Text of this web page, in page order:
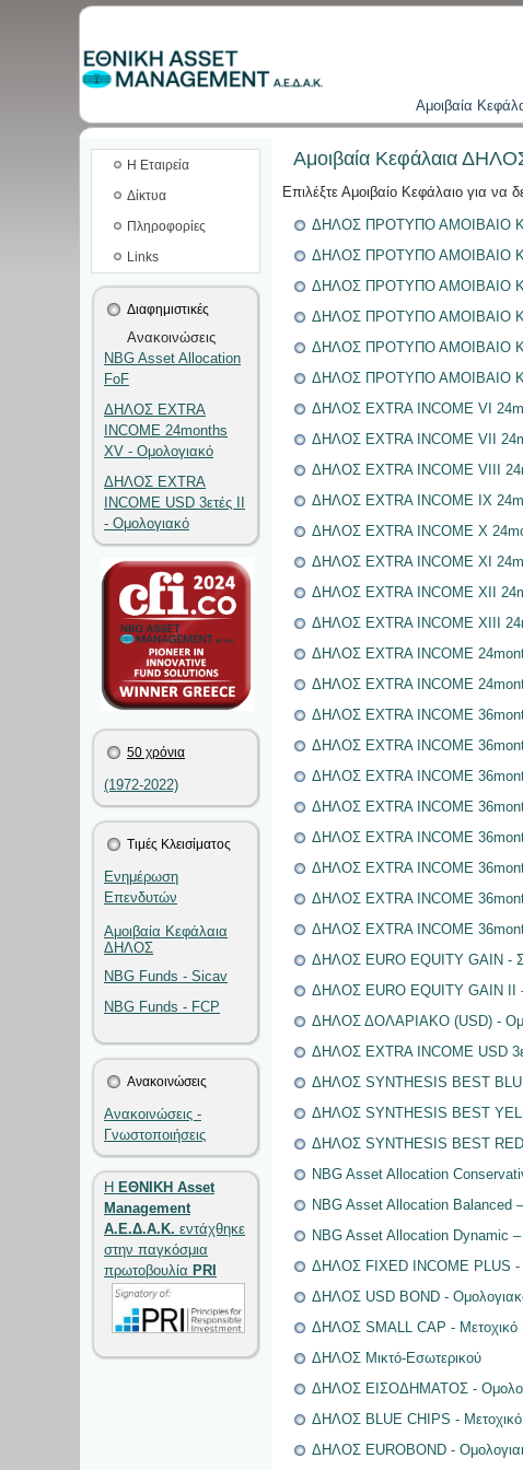
Aμοιβαία
Η Εταιρεία
Δίκτυα
Πληροφορίες
Links
Διαφημιστικές
Ανακοινώσεις
NBG Asset Allocation
FoF
ΔΗΛΟΣ EXTRA
INCOME 24months
XV - Ομολογιακό
ΔΗΛΟΣ EXTRA
INCOME USD 3ετές II
- Ομολογιακό
50 χρόνια
(1972-2022)
Τιμές Κλεισίματος
Ενημέρωση
Επενδυτών
Αμοιβαία Κεφάλαια
ΔΗΛΟΣ
NBG Funds - Sicav
NBG Funds - FCP
Ανακοινώσεις
Ανακοινώσεις -
Γνωστοποιήσεις
Η ΕΘΝΙΚΗ Asset
Management
Α.Ε.Δ.Α.Κ. εντάχθηκε
στην παγκόσμια
πρωτοβουλία PRI
Αμοιβαία Κεφάλαια
Επιλέξτε Αμοιβαίο Κεφάλαιο για να
ΔΗΛΟΣ ΠΡΟΤΥΠΟ ΑΜΟΙΒΑΙΟ
ΔΗΛΟΣ ΠΡΟΤΥΠΟ ΑΜΟΙΒΑΙΟ
ΔΗΛΟΣ ΠΡΟΤΥΠΟ ΑΜΟΙΒΑΙΟ
ΔΗΛΟΣ ΠΡΟΤΥΠΟ ΑΜΟΙΒΑΙΟ
ΔΗΛΟΣ ΠΡΟΤΥΠΟ ΑΜΟΙΒΑΙΟ
ΔΗΛΟΣ ΠΡΟΤΥΠΟ ΑΜΟΙΒΑΙΟ
ΔΗΛΟΣ EXTRA INCOME VI
ΔΗΛΟΣ EXTRA INCOME VII
ΔΗΛΟΣ EXTRA INCOME VIII
ΔΗΛΟΣ EXTRA INCOME IX
ΔΗΛΟΣ EXTRA INCOME X
ΔΗΛΟΣ EXTRA INCOME XI
ΔΗΛΟΣ EXTRA INCOME XII
ΔΗΛΟΣ EXTRA INCOME XIII
ΔΗΛΟΣ EXTRA INCOME
ΔΗΛΟΣ EXTRA INCOME
ΔΗΛΟΣ EXTRA INCOME
ΔΗΛΟΣ EXTRA INCOME
ΔΗΛΟΣ EXTRA INCOME
ΔΗΛΟΣ EXTRA INCOME
ΔΗΛΟΣ EXTRA INCOME
ΔΗΛΟΣ EXTRA INCOME
ΔΗΛΟΣ EXTRA INCOME
ΔΗΛΟΣ EXTRA INCOME
ΔΗΛΟΣ EURO EQUITY GAIN -
ΔΗΛΟΣ EURO EQUITY GAIN II
ΔΗΛΟΣ ΔΟΛΑΡΙΑΚΟ (USD) -
ΔΗΛΟΣ EXTRA
ΔΗΛΟΣ SYNTHESIS BEST
ΔΗΛΟΣ SYNTHESIS BEST
ΔΗΛΟΣ SYNTHESIS BEST RED
NBG Asset Allocation
NBG Asset Allocation Balanced
NBG Asset Allocation Dynamic
ΔΗΛΟΣ FIXED INCOME
ΔΗΛΟΣ USD BOND -
ΔΗΛΟΣ SMALL CAP - Μετοχικό
ΔΗΛΟΣ Μικτό-Εσωτερικού
ΔΗΛΟΣ ΕΙΣΟΔΗΜΑΤΟΣ -
ΔΗΛΟΣ BLUE CHIPS - Μετοχικό
ΔΗΛΟΣ EUROBOND -